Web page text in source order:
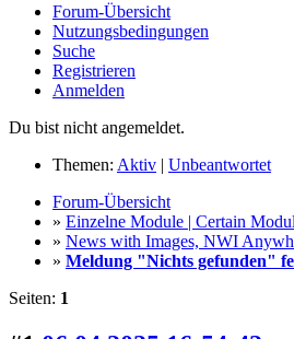
Forum-Übersicht
Nutzungsbedingungen
Suche
Registrieren
Anmelden
Du bist nicht angemeldet.
Themen: Aktiv | Unbeantwortet
Forum-Übersicht
» Einzelne Module | Certain
» News with Images, NWI
» Meldung "Nichts gefunden"
Seiten: 1